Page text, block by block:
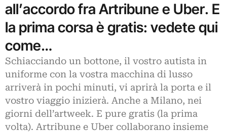
all’accordo fra Artribune e Uber. E
la prima corsa è gratis: vedete qui
come…
Schiacciando un bottone, il vostro autista in
uniforme con la vostra macchina di lusso
arriverà in pochi minuti, vi aprirà la porta e il
vostro viaggio inizierà. Anche a Milano, nei
giorni dell’artweek. E pure gratis (la prima
volta). Artribune e Uber collaborano insieme